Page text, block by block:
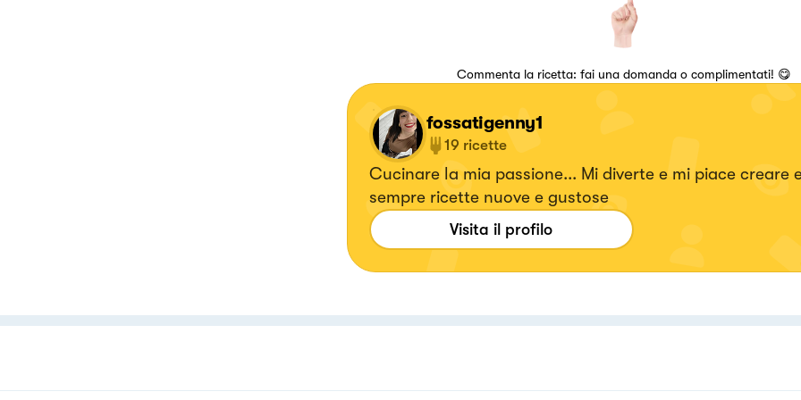
Commenta la ricetta: fai una domanda o complimentati! 😋
fossatigenny1
19 ricette
Cucinare la mia passione... Mi diverte e mi piace creare
sempre ricette nuove e gustose
Visita il profilo